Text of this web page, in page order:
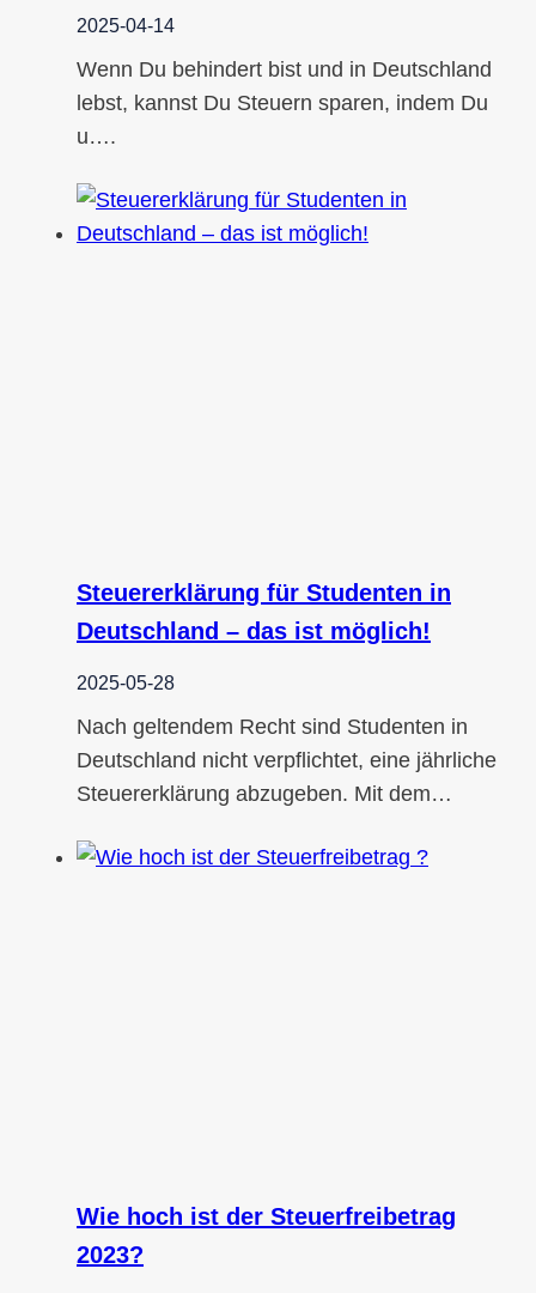
2025-04-14
Wenn Du behindert bist und in Deutschland
lebst, kannst Du Steuern sparen, indem Du
u….
Steuererklärung für Studenten in
Deutschland – das ist möglich!
2025-05-28
Nach geltendem Recht sind Studenten in
Deutschland nicht verpflichtet, eine jährliche
Steuererklärung abzugeben. Mit dem…
Wie hoch ist der Steuerfreibetrag
2023?